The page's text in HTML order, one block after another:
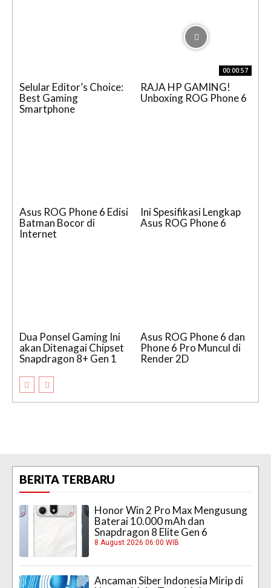
Selular Editor’s Choice:
Best Gaming
Smartphone
00:00:57
RAJA HP GAMING!
Unboxing ROG Phone 6
Asus ROG Phone 6 Edisi
Batman Bocor di
Internet
Ini Spesifikasi Lengkap
Asus ROG Phone 6
Dua Ponsel Gaming Ini
akan Ditenagai Chipset
Snapdragon 8+ Gen 1
Asus ROG Phone 6 dan
Phone 6 Pro Muncul di
Render 2D
BERITA TERBARU
Honor Win 2 Pro Max Mengusung
Baterai 10.000 mAh dan
Snapdragon 8 Elite Gen 6
8 August 2026 06:00 WIB
Ancaman Siber Indonesia Mirip di